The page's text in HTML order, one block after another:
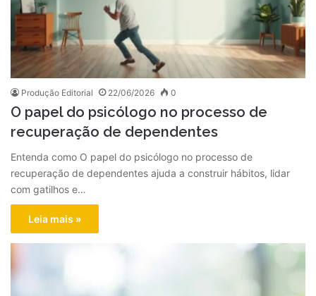
Produção Editorial 22/06/2026 0
O papel do psicólogo no processo de
recuperação de dependentes
Entenda como O papel do psicólogo no processo de
recuperação de dependentes ajuda a construir hábitos, lidar
com gatilhos e…
Leia mais »